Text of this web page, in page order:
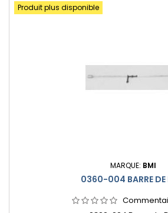
Produit plus disponible
MARQUE: BMI
0360-004 BARRE DE